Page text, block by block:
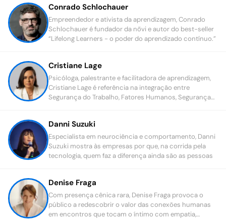
Conrado Schlochauer
Empreendedor e ativista da aprendizagem, Conrado
Schlochauer é fundador da nōvi e autor do best-seller
“Lifelong Learners - o poder do aprendizado contínuo.”
Cristiane Lage
Psicóloga, palestrante e facilitadora de aprendizagem,
Cristiane Lage é referência na integração entre
Segurança do Trabalho, Fatores Humanos, Segurança
Danni Suzuki
Especialista em neurociência e comportamento, Danni
Suzuki mostra às empresas por que, na corrida pela
tecnologia, quem faz a diferença ainda são as pessoas
Denise Fraga
Com presença cênica rara, Denise Fraga provoca o
público a redescobrir o valor das conexões humanas
em encontros que tocam o íntimo com empatia,